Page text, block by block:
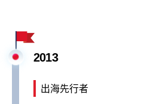
2013
出海先行者